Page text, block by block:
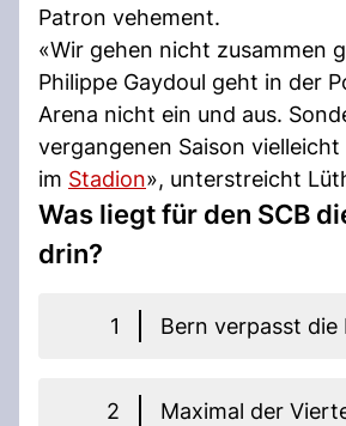
Patron vehement.
«Wir gehen nicht zusammen
Philippe Gaydoul geht in der
Arena nicht ein und aus.
vergangenen Saison
im Stadion», unterstreicht
Was liegt für den SCB
drin?
1 Bern verpasst die
2 Maximal der